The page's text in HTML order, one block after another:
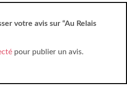
votre avis sur “Au Relais
pour publier un avis.